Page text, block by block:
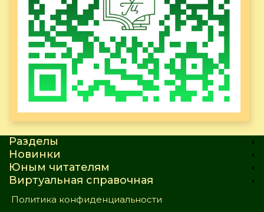
Разделы
Новинки
Юным читателям
Виртуальная справочная
Политика конфиденциальности